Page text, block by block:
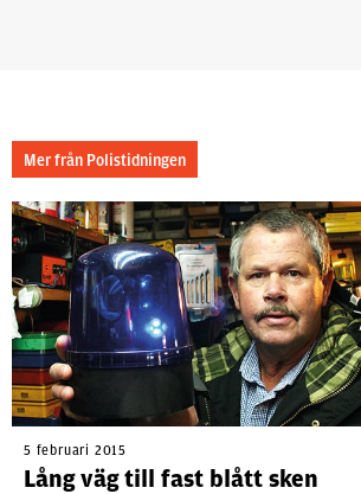
Mer från Polistidningen
5 februari 2015
Lång väg till fast blått sken